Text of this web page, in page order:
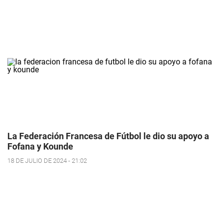
La Federación Francesa de Fútbol le dio su apoyo a
Fofana y Kounde
18 DE JULIO DE 2024 - 21:02